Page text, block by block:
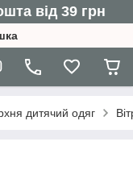
від 39 грн
дитячий одяг